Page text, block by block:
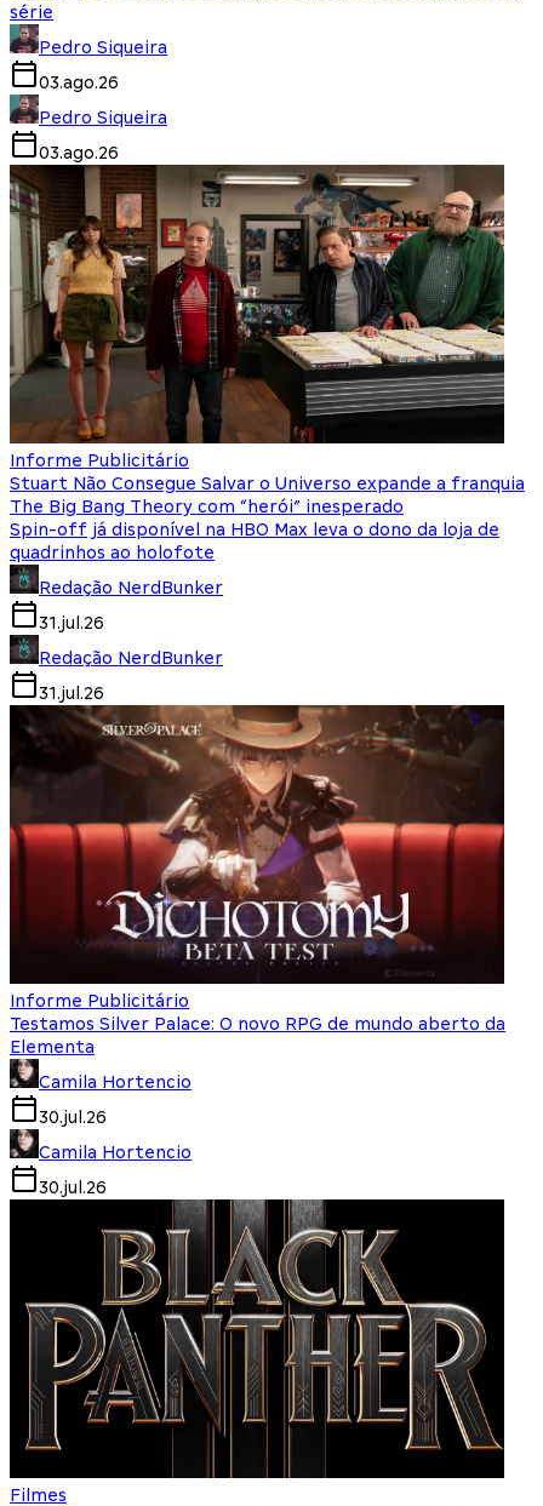
série
Pedro Siqueira
03.ago.26
Pedro Siqueira
03.ago.26
Informe Publicitário
Stuart Não Consegue Salvar o Universo expande a franquia
The Big Bang Theory com “herói” inesperado
Spin-off já disponível na HBO Max leva o dono da loja de
quadrinhos ao holofote
Redação NerdBunker
31.jul.26
Redação NerdBunker
31.jul.26
Informe Publicitário
Testamos Silver Palace: O novo RPG de mundo aberto da
Elementa
Camila Hortencio
30.jul.26
Camila Hortencio
30.jul.26
Filmes